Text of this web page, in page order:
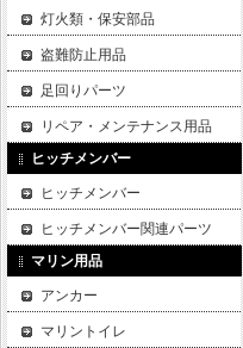
灯火類・保安部品
盗難防止用品
足回りパーツ
リペア・メンテナンス用品
ヒッチメンバー
ヒッチメンバー
ヒッチメンバー関連パーツ
マリン用品
アンカー
マリントイレ